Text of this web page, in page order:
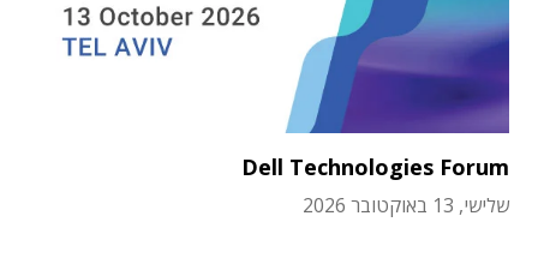
Dell Technologies Forum
שלישי, 13 באוקטובר 2026